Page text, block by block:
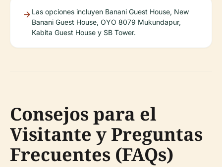
Las opciones incluyen Banani Guest House, New
Banani Guest House, OYO 8079 Mukundapur,
Kabita Guest House y SB Tower.
Consejos para el
Visitante y Preguntas
Frecuentes (FAQs)